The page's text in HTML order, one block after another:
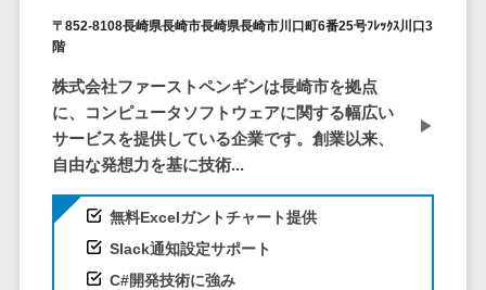
SaaS管理ツール>
モバイルデバイス管理>
サーバー・ネットワーク監視>
設備監視システム>
ID管理システム>
DM発送サービ
ス
EFOツール
ス
広告運用代行
Webアンケー
〒852-8108長崎県長崎市長崎県長崎市川口町6番25号ﾌﾚｯｸｽ川口3
階
株式会社ファーストペンギンは長崎市を拠点
に、コンピュータソフトウェアに関する幅広い
サービスを提供している企業です。創業以来、
自由な発想力を基に技術...
無料Excelガントチャート提供
Slack通知設定サポート
C#開発技術に強み